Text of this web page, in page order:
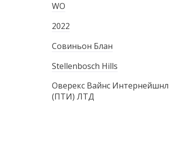
WO
2022
Совиньон Блан
Stellenbosch Hills
Оверекс Вайнс Интернейшнл
(ПТИ) ЛТД